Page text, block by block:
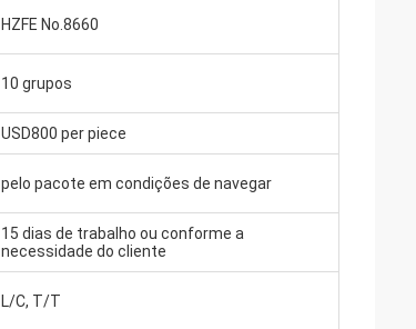
HZFE No.8660
10 grupos
USD800 per piece
pelo pacote em condições de navegar
15 dias de trabalho ou conforme a
necessidade do cliente
L/C, T/T